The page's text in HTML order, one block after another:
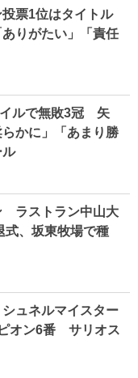
投票1位はタイトル
りがたい」「責任
ルで無敗3冠 矢
かに」「あまり勝
ル
ラストラン中山大
式、坂東牧場で種
シュネルマイスター
オン6番 サリオス